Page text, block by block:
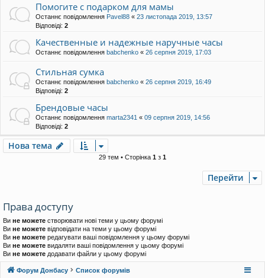
Помогите с подарком для мамы
Останнє повідомлення Pavel88 « 23 листопада 2019, 13:57
Відповіді: 2
Качественные и надежные наручные часы
Останнє повідомлення babchenko « 26 серпня 2019, 17:03
Стильная сумка
Останнє повідомлення babchenko « 26 серпня 2019, 16:49
Відповіді: 2
Брендовые часы
Останнє повідомлення marta2341 « 09 серпня 2019, 14:56
Відповіді: 2
Нова тема
29 тем • Сторінка 1 з 1
Перейти
Права доступу
Ви не можете створювати нові теми у цьому форумі
Ви не можете відповідати на теми у цьому форумі
Ви не можете редагувати ваші повідомлення у цьому форумі
Ви не можете видаляти ваші повідомлення у цьому форумі
Ви не можете додавати файли у цьому форумі
Форум Донбасу Список форумів